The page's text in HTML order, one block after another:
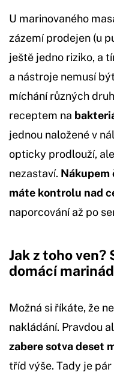
U marinovaného
zázemí prodejen (u
ještě jedno riziko, a
a nástroje nemusí
míchání různých
receptem na
jednou naložené v
opticky prodlouží,
nezastaví. Nákupem
máte kontrolu nad
naporcování až po
Jak z toho
domácí
Možná si říkáte, že
nakládání. Pravdou
zabere sotva deset
tříd výše. Tady je